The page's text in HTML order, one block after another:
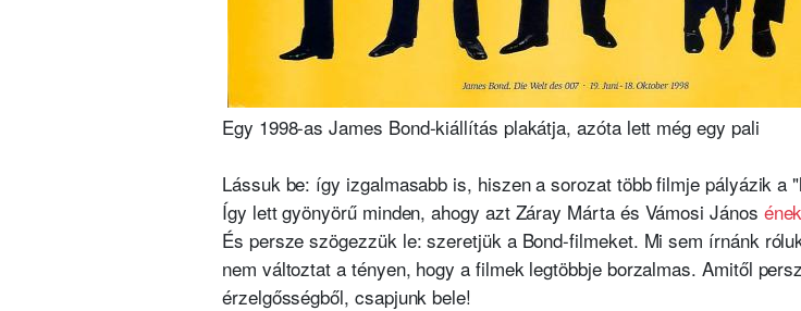
Egy 1998-as James Bond-kiállítás plakátja, azóta lett még egy pali
Lássuk be: így izgalmasabb is, hiszen a sorozat több filmje pályázik
Így lett gyönyörű minden, ahogy azt Záray Márta és Vámosi János
És persze szögezzük le: szeretjük a Bond-filmeket. Mi sem írnánk
nem változtat a tényen, hogy a filmek legtöbbje borzalmas. Amitől
érzelgősségből, csapjunk bele!